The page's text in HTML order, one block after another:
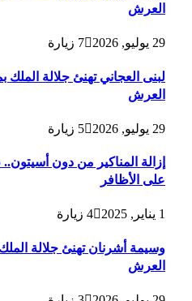
العرش
29 يوليو, 2026 7 زيارة
العرش
29 يوليو, 2026 5 زيارة
إزالة المناكير من دون
على الأظافر
1 يناير, 2025 4 زيارة
العرش